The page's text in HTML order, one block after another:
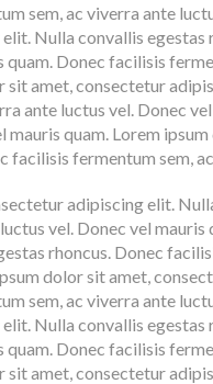
sem, ac viverra ante
Nulla convallis
Donec facilisis
sit amet, consectetur
ante luctus vel. Donec
mauris quam. Lorem
facilisis fermentum sem,
adipiscing elit.
vel. Donec vel
rhoncus. Donec
dolor sit amet,
sem, ac viverra ante
Nulla convallis
Donec facilisis
sit amet, consectetur